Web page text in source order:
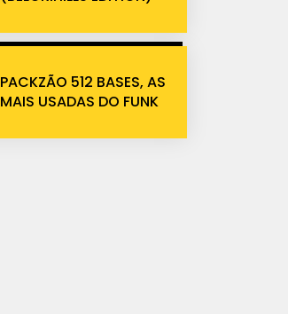
PACKZÃO 512 BASES, AS
MAIS USADAS DO FUNK